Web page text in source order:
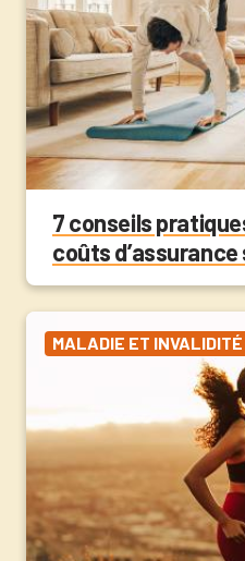
7 conseils
coûts
MALADIE ET INVALIDITÉ